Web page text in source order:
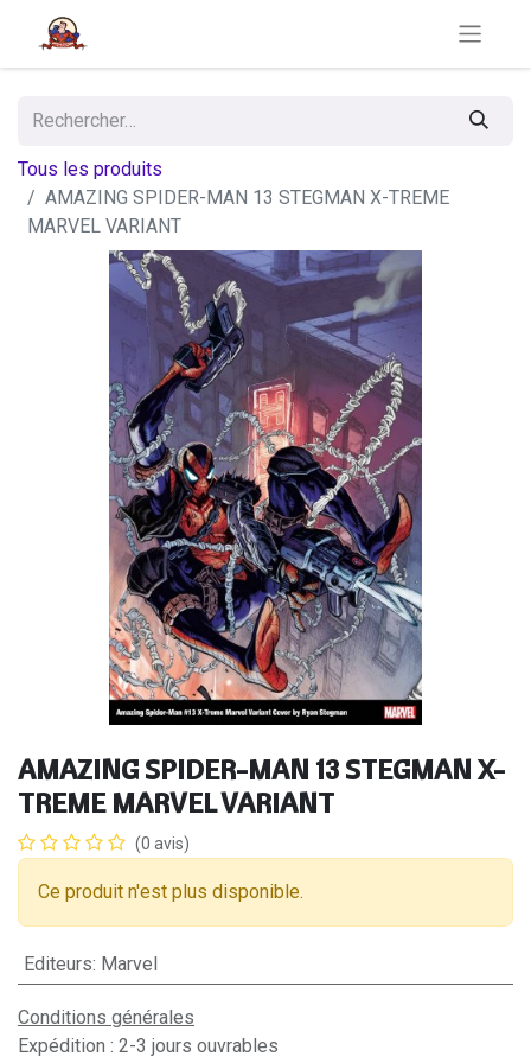
Tous les produits
AMAZING SPIDER-MAN 13 STEGMAN X-TREME
MARVEL VARIANT
AMAZING SPIDER-MAN 13 STEGMAN X-
TREME MARVEL VARIANT
(0 avis)
Ce produit n'est plus disponible.
Editeurs: Marvel
Conditions générales
Expédition : 2-3 jours ouvrables